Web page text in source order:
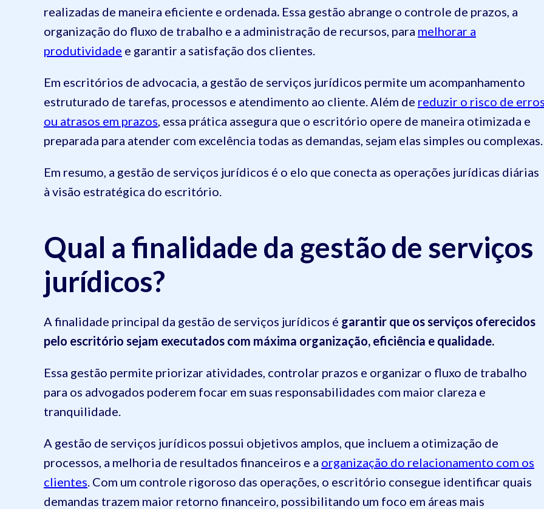
realizadas de maneira eficiente e ordenada. Essa gestão abrange o controle de prazos, a
organização do fluxo de trabalho e a administração de recursos, para melhorar a
produtividade e garantir a satisfação dos clientes.
Em escritórios de advocacia, a gestão de serviços jurídicos permite um acompanhamento
estruturado de tarefas, processos e atendimento ao cliente. Além de reduzir o risco de
ou atrasos em prazos, essa prática assegura que o escritório opere de maneira otimizada e
preparada para atender com excelência todas as demandas, sejam elas simples ou complexas.
Em resumo, a gestão de serviços jurídicos é o elo que conecta as operações jurídicas diárias
à visão estratégica do escritório.
Qual a finalidade da gestão de serviços
jurídicos?
A finalidade principal da gestão de serviços jurídicos é garantir que os serviços oferecidos
pelo escritório sejam executados com máxima organização, eficiência e qualidade.
Essa gestão permite priorizar atividades, controlar prazos e organizar o fluxo de trabalho
para os advogados poderem focar em suas responsabilidades com maior clareza e
tranquilidade.
A gestão de serviços jurídicos possui objetivos amplos, que incluem a otimização de
processos, a melhoria de resultados financeiros e a organização do relacionamento com os
clientes. Com um controle rigoroso das operações, o escritório consegue identificar quais
demandas trazem maior retorno financeiro, possibilitando um foco em áreas mais